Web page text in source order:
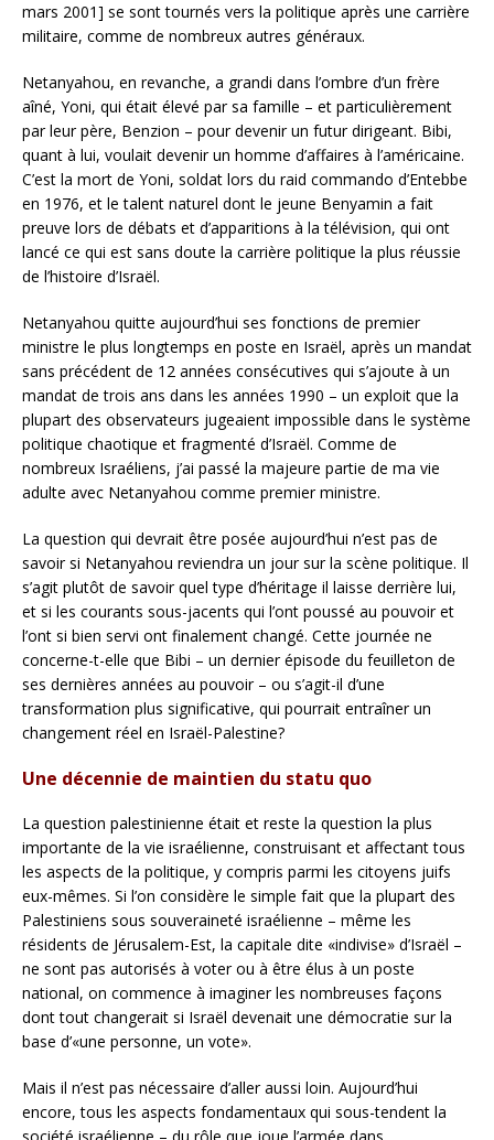
mars 2001] se sont tournés vers la politique après une carrière
militaire, comme de nombreux autres généraux.
Netanyahou, en revanche, a grandi dans l’ombre d’un frère
aîné, Yoni, qui était élevé par sa famille – et particulièrement
par leur père, Benzion – pour devenir un futur dirigeant. Bibi,
quant à lui, voulait devenir un homme d’affaires à l’américaine.
C’est la mort de Yoni, soldat lors du raid commando d’Entebbe
en 1976, et le talent naturel dont le jeune Benyamin a fait
preuve lors de débats et d’apparitions à la télévision, qui ont
lancé ce qui est sans doute la carrière politique la plus réussie
de l’histoire d’Israël.
Netanyahou quitte aujourd’hui ses fonctions de premier
ministre le plus longtemps en poste en Israël, après un mandat
sans précédent de 12 années consécutives qui s’ajoute à un
mandat de trois ans dans les années 1990 – un exploit que la
plupart des observateurs jugeaient impossible dans le système
politique chaotique et fragmenté d’Israël. Comme de
nombreux Israéliens, j’ai passé la majeure partie de ma vie
adulte avec Netanyahou comme premier ministre.
La question qui devrait être posée aujourd’hui n’est pas de
savoir si Netanyahou reviendra un jour sur la scène politique. Il
s’agit plutôt de savoir quel type d’héritage il laisse derrière lui,
et si les courants sous-jacents qui l’ont poussé au pouvoir et
l’ont si bien servi ont finalement changé. Cette journée ne
concerne-t-elle que Bibi – un dernier épisode du feuilleton de
ses dernières années au pouvoir – ou s’agit-il d’une
transformation plus significative, qui pourrait entraîner un
changement réel en Israël-Palestine?
Une décennie de maintien du statu quo
La question palestinienne était et reste la question la plus
importante de la vie israélienne, construisant et affectant tous
les aspects de la politique, y compris parmi les citoyens juifs
eux-mêmes. Si l’on considère le simple fait que la plupart des
Palestiniens sous souveraineté israélienne – même les
résidents de Jérusalem-Est, la capitale dite «indivise» d’Israël –
ne sont pas autorisés à voter ou à être élus à un poste
national, on commence à imaginer les nombreuses façons
dont tout changerait si Israël devenait une démocratie sur la
base d’«une personne, un vote».
Mais il n’est pas nécessaire d’aller aussi loin. Aujourd’hui
encore, tous les aspects fondamentaux qui sous-tendent la